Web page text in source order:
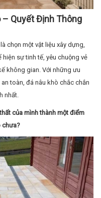
– Quyết Định Thông
chọn một vật liệu xây dựng,
sự tinh tế, yêu chuộng vẻ
không gian. Với những ưu
toàn, đá nâu khò chắc chắn
nhất.
của mình thành một điểm
chưa?